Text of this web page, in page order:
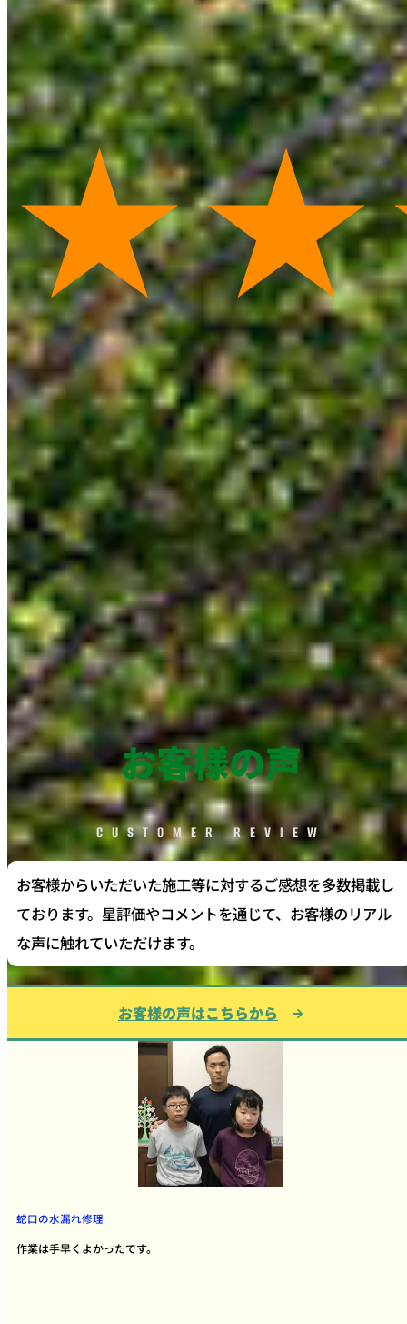
お客様の声
CUSTOMER REVIEW
お客様からいただいた施工等に対するご感想を多数掲載し
ております。星評価やコメントを通じて、お客様のリアル
な声に触れていただけます。
お客様の声はこちらから
蛇口の水漏れ修理
作業は手早くよかったです。